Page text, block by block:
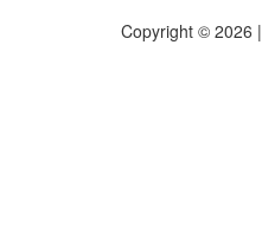
Copyright © 2026 |